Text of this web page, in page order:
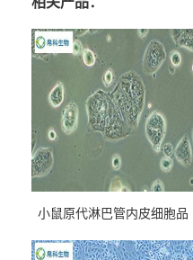
小鼠原代淋巴管内皮细胞品